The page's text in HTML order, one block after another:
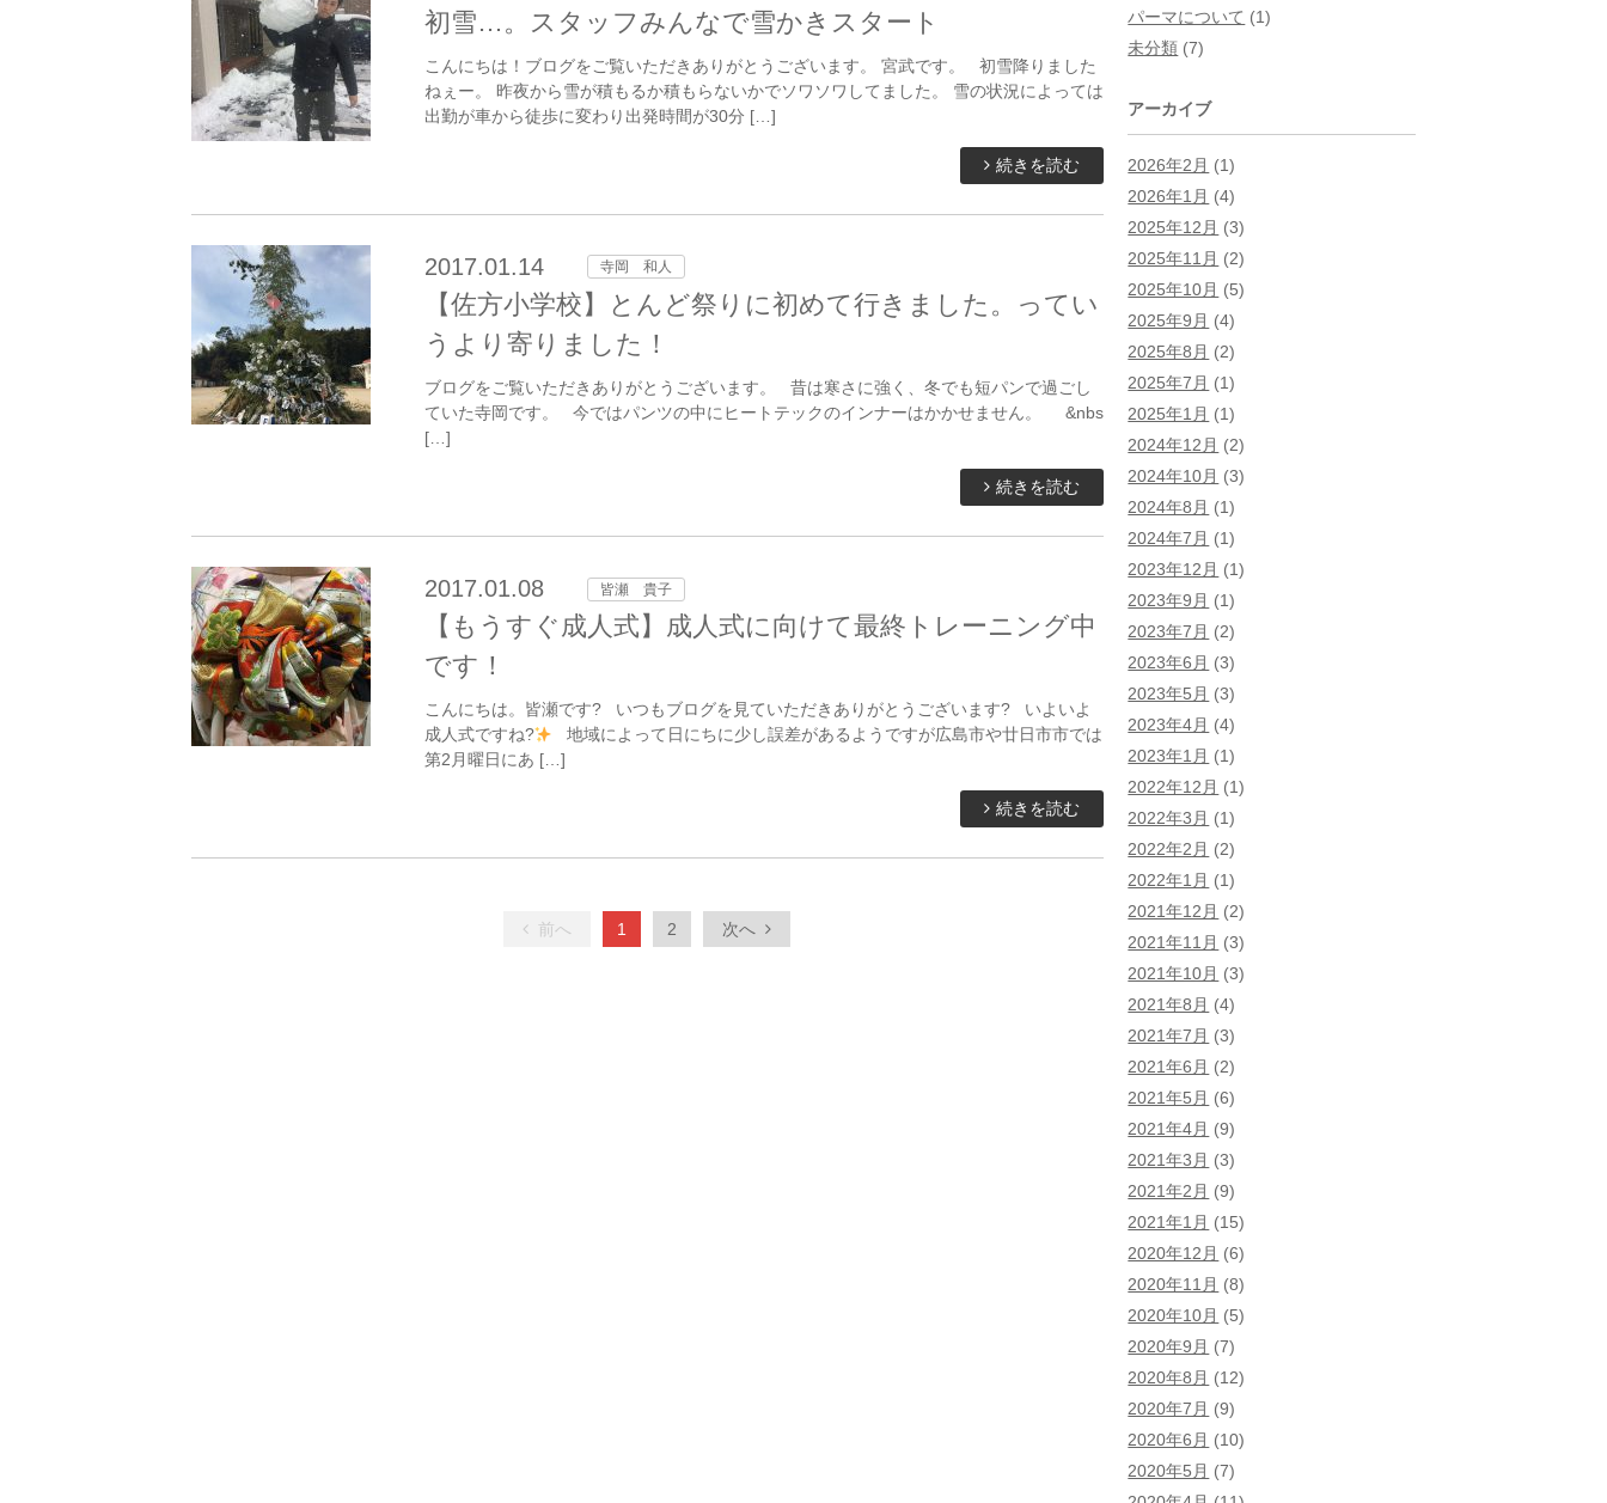
初雪…。スタッフみんなで雪かきスタート
こんにちは！ブログをご覧いただきありがとうございます。 宮武です。 初雪降りました
ねぇー。 昨夜から雪が積もるか積もらないかでソワソワしてました。 雪の状況によっては
出勤が車から徒歩に変わり出発時間が30分 […]
続きを読む
2017.01.14 寺岡 和人
【佐方小学校】とんど祭りに初めて行きました。ってい
うより寄りました！
ブログをご覧いただきありがとうございます。 昔は寒さに強く、冬でも短パンで過ごし
ていた寺岡です。 今ではパンツの中にヒートテックのインナーはかかせません。 &nbs
[…]
続きを読む
2017.01.08 皆瀬 貴子
【もうすぐ成人式】成人式に向けて最終トレーニング中
です！
こんにちは。皆瀬です? いつもブログを見ていただきありがとうございます? いよいよ
成人式ですね?
地域によって日にちに少し誤差があるようですが広島市や廿日市市では
第2月曜日にあ […]
続きを読む
前へ 1 2 次へ
パーマについて (1)
未分類 (7)
アーカイブ
2026年2月 (1)
2026年1月 (4)
2025年12月 (3)
2025年11月 (2)
2025年10月 (5)
2025年9月 (4)
2025年8月 (2)
2025年7月 (1)
2025年1月 (1)
2024年12月 (2)
2024年10月 (3)
2024年8月 (1)
2024年7月 (1)
2023年12月 (1)
2023年9月 (1)
2023年7月 (2)
2023年6月 (3)
2023年5月 (3)
2023年4月 (4)
2023年1月 (1)
2022年12月 (1)
2022年3月 (1)
2022年2月 (2)
2022年1月 (1)
2021年12月 (2)
2021年11月 (3)
2021年10月 (3)
2021年8月 (4)
2021年7月 (3)
2021年6月 (2)
2021年5月 (6)
2021年4月 (9)
2021年3月 (3)
2021年2月 (9)
2021年1月 (15)
2020年12月 (6)
2020年11月 (8)
2020年10月 (5)
2020年9月 (7)
2020年8月 (12)
2020年7月 (9)
2020年6月 (10)
2020年5月 (7)